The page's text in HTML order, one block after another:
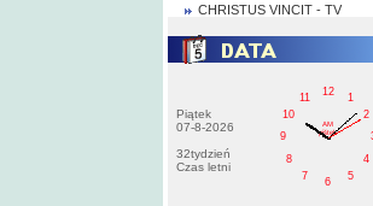
CHRISTUS VINCIT - TV
Piątek
07-8-2026
32tydzień
Czas letni
1
2
4
5
6
7
8
9
10
11
12
AM
pištek